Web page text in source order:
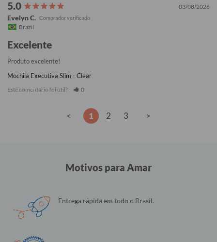
03/08/2026
Evelyn C.
Brazil
Excelente
Produto excelente!
Mochila Executiva Slim - Clear
Este comentário foi útil? 0
< 1 2 3 >
Motivos para Amar
Entrega rápida em todo o Brasil.